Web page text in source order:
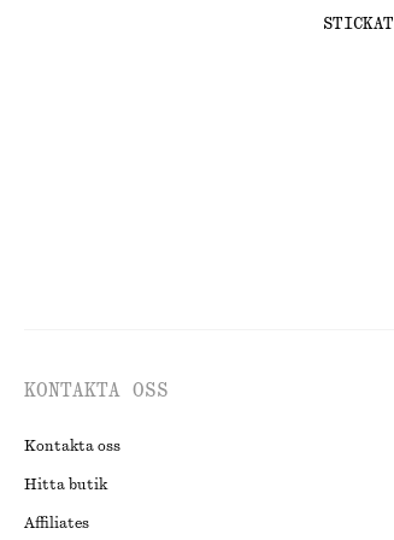
STICKAT
KONTAKTA OSS
Kontakta oss
Hitta butik
Affiliates